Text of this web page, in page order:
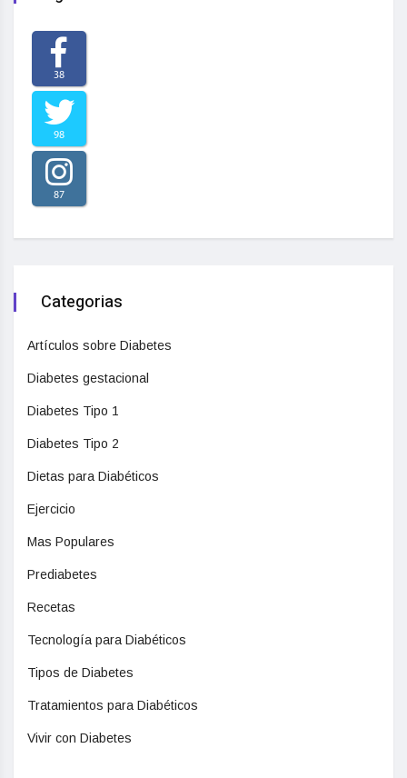
38
98
87
Categorias
Artículos sobre Diabetes
Diabetes gestacional
Diabetes Tipo 1
Diabetes Tipo 2
Dietas para Diabéticos
Ejercicio
Mas Populares
Prediabetes
Recetas
Tecnología para Diabéticos
Tipos de Diabetes
Tratamientos para Diabéticos
Vivir con Diabetes